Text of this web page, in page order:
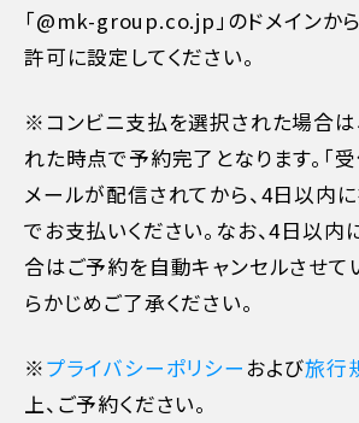
旅行開始日の前日
旅行開始日の当日
旅行開始後又は無連絡
「@mk-group.co.jp」のドメインか
許可に設定してください。
※コンビニ支払を選択された場合は
れた時点で予約完了となります。「
メールが配信されてから、4日以内
でお支払いください。なお、4日以
合はご予約を自動キャンセルさせて
らかじめご了承ください。
※プライバシーポリシーおよび旅行
上、ご予約ください。